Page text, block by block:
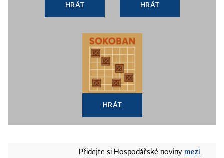
HRÁT HRÁT
HRÁT
Přidejte si Hospodářské noviny mezi